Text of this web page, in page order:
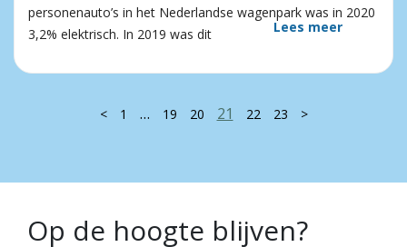
personenauto’s in het Nederlandse wagenpark was in 2020
3,2% elektrisch. In 2019 was dit
Lees meer
< 1 … 19 20 21 22 23 >
Op de hoogte blijven?